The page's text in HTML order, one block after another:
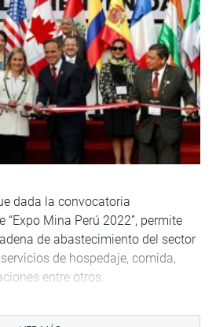
dada la convocatoria
“Expo Mina Perú 2022”, permite
de abastecimiento del sector
de hospedaje, comida,
entre otros.